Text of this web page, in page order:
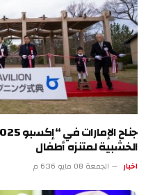
الخشبية لمتنزه أطفال
اخبار الجمعة 08 مايو 6:36 م